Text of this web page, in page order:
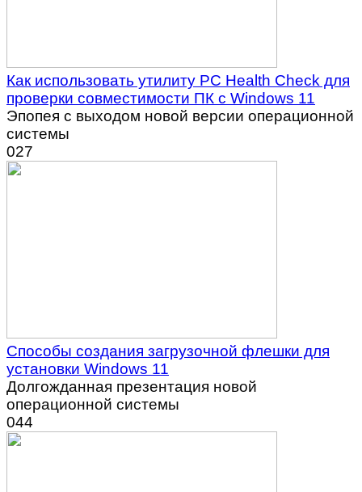
Как использовать утилиту PC Health Check для
проверки совместимости ПК с Windows 11
Эпопея с выходом новой версии операционной
системы
027
Способы создания загрузочной флешки для
установки Windows 11
Долгожданная презентация новой
операционной системы
044